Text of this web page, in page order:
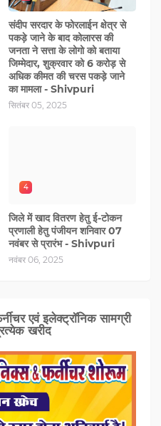
संदीप सरदार के फोरलाईन क्षेत्र से
पकड़े जाने के बाद कोलारस की
जनता ने सत्ता के लोगो को बताया
जिम्मेदार, शुक्रवार को 6 करोड़ से
अधिक कीमत की चरस पकड़े जाने
का मामला - Shivpuri
सितंबर 05, 2025
4
जिले में खाद वितरण हेतु ई-टोकन
प्रणाली हेतु पंजीयन शनिवार 07
नवंबर से प्रारंभ - Shivpuri
नवंबर 06, 2025
एवं इलेक्ट्रॉनिक सामग्री
खरीद